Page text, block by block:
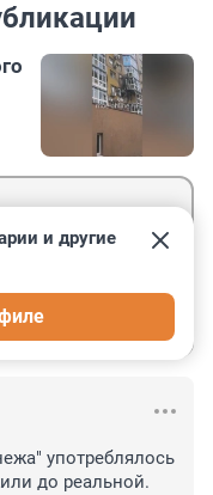
и другие
употреблялось
до реальной.